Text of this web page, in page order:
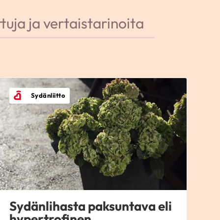
ja vertaistarinoita
Sydänliitto
Sydänlihasta paksuntava eli